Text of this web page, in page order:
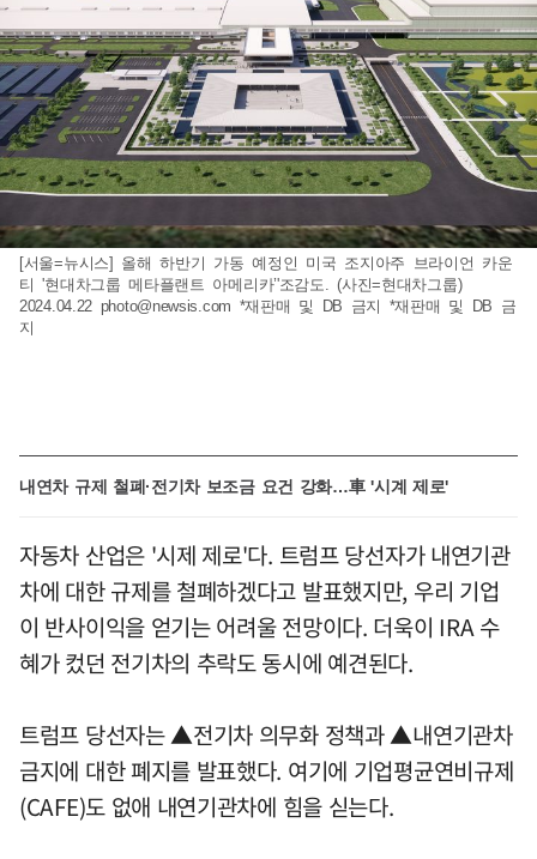
[서울=뉴시스] 올해 하반기 가동 예정인 미국 조지아주 브라이언 카운
티 '현대차그룹 메타플랜트 아메리카’'조감도. (사진=현대차그룹)
2024.04.22 photo@newsis.com *재판매 및 DB 금지 *재판매 및 DB 금
지
내연차 규제 철폐·전기차 보조금 요건 강화…車 '시계 제로'
자동차 산업은 '시제 제로'다. 트럼프 당선자가 내연기관
차에 대한 규제를 철폐하겠다고 발표했지만, 우리 기업
이 반사이익을 얻기는 어려울 전망이다. 더욱이 IRA 수
혜가 컸던 전기차의 추락도 동시에 예견된다.
트럼프 당선자는 ▲전기차 의무화 정책과 ▲내연기관차
금지에 대한 폐지를 발표했다. 여기에 기업평균연비규제
(CAFE)도 없애 내연기관차에 힘을 싣는다.